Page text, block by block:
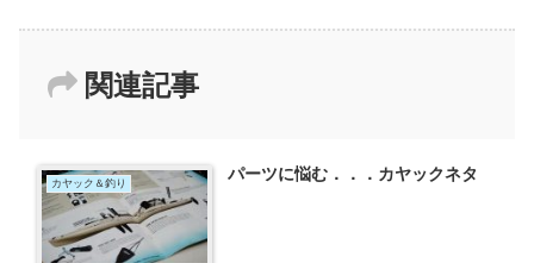
関連記事
カヤック＆釣り パーツに悩む．．．カヤックネタ